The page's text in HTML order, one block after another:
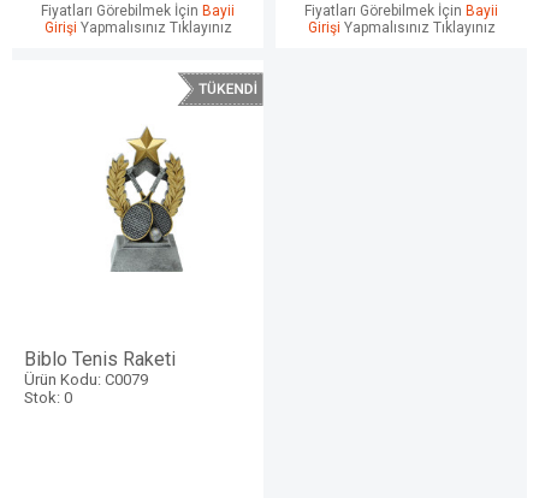
Fiyatları Görebilmek İçin Bayii
Girişi Yapmalısınız Tıklayınız
Fiyatları Görebilmek İçin Bayii
Girişi Yapmalısınız Tıklayınız
Biblo Tenis Raketi
Ürün Kodu: C0079
Stok: 0